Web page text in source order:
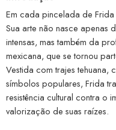
Em cada pincelada de Frida
Sua arte não nasce apenas
intensas, mas também da
mexicana, que se tornou
Vestida com trajes
símbolos populares, Frida
resistência cultural contra o
valorização de suas raízes.